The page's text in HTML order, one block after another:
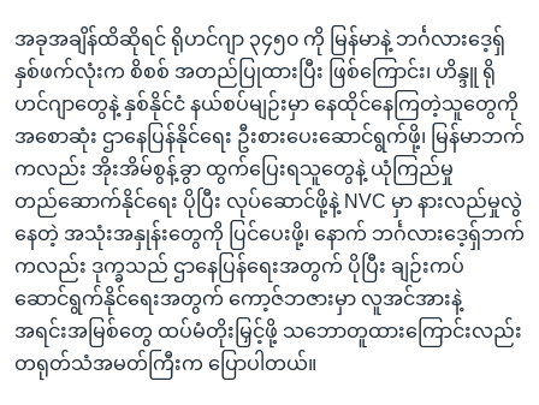
အခုအချိန်ထိဆိုရင် ရိုဟင်ဂျာ ၃၄၅၀ ကို မြန်မာနဲ့ ဘင်္ဂလားဒေ့ရှ်
နှစ်ဖက်လုံးက စိစစ် အတည်ပြုထားပြီး ဖြစ်ကြောင်း၊ ဟိန္ဒူ ရို
ဟင်ဂျာတွေနဲ့ နှစ်နိုင်ငံ နယ်စပ်မျဉ်းမှာ နေထိုင်နေကြတဲ့သူတွေကို
အစောဆုံး ဌာနေပြန်နိုင်ရေး ဦးစားပေးဆောင်ရွက်ဖို့၊ မြန်မာဘက်
ကလည်း အိုးအိမ်စွန့်ခွာ ထွက်ပြေးရသူတွေနဲ့ ယုံကြည်မှု
တည်ဆောက်နိုင်ရေး ပိုပြီး လုပ်ဆောင်ဖို့နဲ့ NVC မှာ နားလည်မှုလွဲ
နေတဲ့ အသုံးအနှုန်းတွေကို ပြင်ပေးဖို့၊ နောက် ဘင်္ဂလားဒေ့ရှ်ဘက်
ကလည်း ဒုက္ခသည် ဌာနေပြန်ရေးအတွက် ပိုပြီး ချဉ်းကပ်
ဆောင်ရွက်နိုင်ရေးအတွက် ကော့ဇ်ဘဇားမှာ လူအင်အားနဲ့
အရင်းအမြစ်တွေ ထပ်မံတိုးမြှင့်ဖို့ သဘောတူထားကြောင်းလည်း
တရုတ်သံအမတ်ကြီးက ပြောပါတယ်။